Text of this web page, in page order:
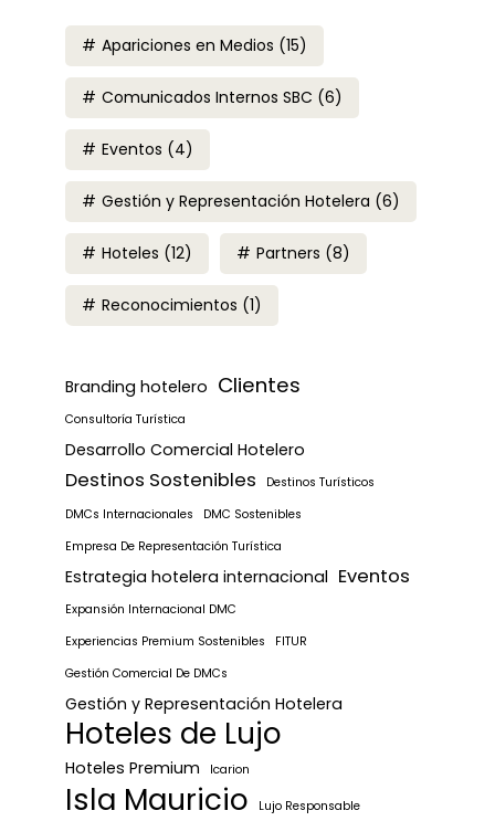
Apariciones en Medios (15)
Comunicados Internos SBC (6)
Eventos (4)
Gestión y Representación Hotelera (6)
Hoteles (12) Partners (8)
Reconocimientos (1)
Branding hotelero Clientes
Consultoría Turística
Desarrollo Comercial Hotelero
Destinos Sostenibles
Destinos Turísticos
DMCs Internacionales
DMC Sostenibles
Empresa De Representación Turística
Estrategia hotelera internacional Eventos
Expansión Internacional DMC
Experiencias Premium Sostenibles
FITUR
Gestión Comercial De DMCs
Gestión y Representación Hotelera
Hoteles de Lujo
Hoteles Premium Icarion
Isla Mauricio Lujo Responsable